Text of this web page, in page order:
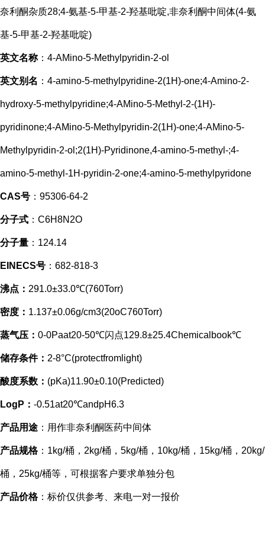
奈利酮杂质28;4-氨基-5-甲基-2-羟基吡啶,非奈利酮中间体(4-氨
基-5-甲基-2-羟基吡啶)
英文名称：4-AMino-5-Methylpyridin-2-ol
英文别名 ：4-amino-5-methylpyridine-2(1H)-one;4-Amino-2-
hydroxy-5-methylpyridine;4-AMino-5-Methyl-2-(1H)-
pyridinone;4-AMino-5-Methylpyridin-2(1H)-one;4-AMino-5-
Methylpyridin-2-ol;2(1H)-Pyridinone,4-amino-5-methyl-;4-
amino-5-methyl-1H-pyridin-2-one;4-amino-5-methylpyridone
CAS号 ：95306-64-2
分子式 ：C6H8N2O
分子量 ：124.14
EINECS号 ：682-818-3
沸点： 291.0±33.0℃(760Torr)
密度： 1.137±0.06g/cm3(20oC760Torr)
蒸气压： 0-0Paat20-50℃闪点129.8±25.4Chemicalbook℃
储存条件： 2-8°C(protectfromlight)
酸度系数： (pKa)11.90±0.10(Predicted)
LogP： -0.51at20℃andpH6.3
产品用途 ：用作非奈利酮医药中间体
产品规格：1kg/桶，2kg/桶，5kg/桶，10kg/桶，15kg/桶，20kg/
桶，25kg/桶等，可根据客户要求单独分包
产品价格：标价仅供参考、来电一对一报价